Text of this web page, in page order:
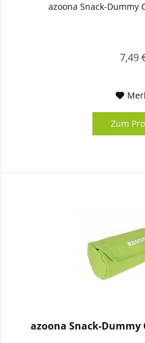
azoona Snack-Dummy
7,49
Zum
azoona Snack-Dummy